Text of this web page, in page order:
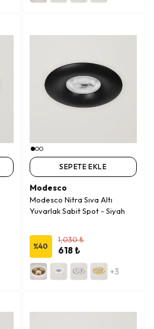
SEPETE EKLE
Modesco
Modesco Nitra Sıva Altı
Yuvarlak Sabit Spot - Siyah
%40
1,030 ₺
618 ₺
+3